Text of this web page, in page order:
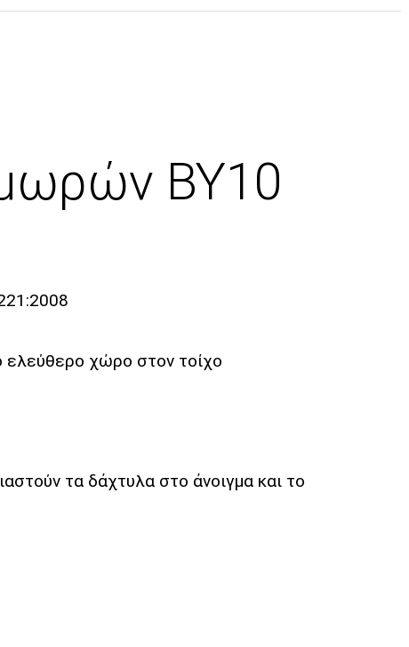
μωρών BY10
ελεύθερο χώρο στον τοίχο
τα δάχτυλα στο άνοιγμα και το